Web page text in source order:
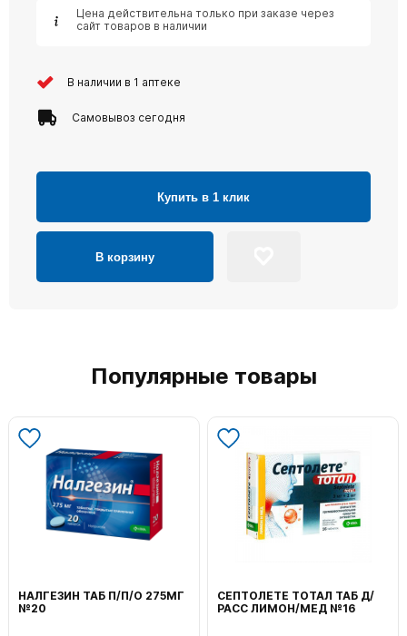
Цена действительна только при заказе через
сайт товаров в наличии
В наличии в 1 аптеке
Самовывоз сегодня
Купить в 1 клик
В корзину
Популярные товары
НАЛГЕЗИН ТАБ П/П/О 275МГ
№20
СЕПТОЛЕТЕ ТОТАЛ ТАБ Д/
РАСС ЛИМОН/МЕД №16